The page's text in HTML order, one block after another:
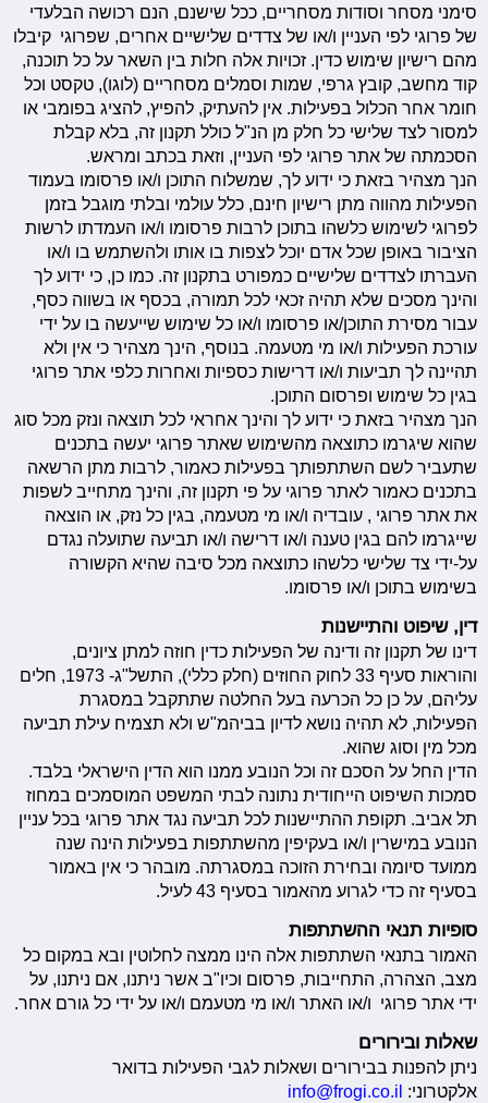
סימני מסחר וסודות מסחריים, ככל שישנם, הנם רכושה הבלעדי
של פרוגי לפי העניין ו/או של צדדים שלישיים אחרים, שפרוגי קיבלו
מהם רישיון שימוש כדין. זכויות אלה חלות בין השאר על כל תוכנה,
קוד מחשב, קובץ גרפי, שמות וסמלים מסחריים (לוגו), טקסט וכל
חומר אחר הכלול בפעילות. אין להעתיק, להפיץ, להציג בפומבי או
למסור לצד שלישי כל חלק מן הנ"ל כולל תקנון זה, בלא קבלת
הסכמתה של אתר פרוגי לפי העניין, וזאת בכתב ומראש.
הנך מצהיר בזאת כי ידוע לך, שמשלוח התוכן ו/או פרסומו בעמוד
הפעילות מהווה מתן רישיון חינם, כלל עולמי ובלתי מוגבל בזמן
לפרוגי לשימוש כלשהו בתוכן לרבות פרסומו ו/או העמדתו לרשות
הציבור באופן שכל אדם יוכל לצפות בו אותו ולהשתמש בו ו/או
העברתו לצדדים שלישיים כמפורט בתקנון זה. כמו כן, כי ידוע לך
והינך מסכים שלא תהיה זכאי לכל תמורה, בכסף או בשווה כסף,
עבור מסירת התוכן/או פרסומו ו/או כל שימוש שייעשה בו על ידי
עורכת הפעילות ו/או מי מטעמה. בנוסף, הינך מצהיר כי אין ולא
תהיינה לך תביעות ו/או דרישות כספיות ואחרות כלפי אתר פרוגי
בגין כל שימוש ופרסום התוכן.
הנך מצהיר בזאת כי ידוע לך והינך אחראי לכל תוצאה ונזק מכל סוג
שהוא שיגרמו כתוצאה מהשימוש שאתר פרוגי יעשה בתכנים
שתעביר לשם השתתפותך בפעילות כאמור, לרבות מתן הרשאה
בתכנים כאמור לאתר פרוגי על פי תקנון זה, והינך מתחייב לשפות
את אתר פרוגי , עובדיה ו/או מי מטעמה, בגין כל נזק, או הוצאה
שייגרמו להם בגין טענה ו/או דרישה ו/או תביעה שתועלה נגדם
על-ידי צד שלישי כלשהו כתוצאה מכל סיבה שהיא הקשורה
בשימוש בתוכן ו/או פרסומו.
דין, שיפוט והתיישנות
דינו של תקנון זה ודינה של הפעילות כדין חוזה למתן ציונים,
והוראות סעיף 33 לחוק החוזים (חלק כללי), התשל"ג- 1973, חלים
עליהם, על כן כל הכרעה בעל החלטה שתתקבל במסגרת
הפעילות, לא תהיה נושא לדיון בביהמ"ש ולא תצמיח עילת תביעה
מכל מין וסוג שהוא.
הדין החל על הסכם זה וכל הנובע ממנו הוא הדין הישראלי בלבד.
סמכות השיפוט הייחודית נתונה לבתי המשפט המוסמכים במחוז
תל אביב. תקופת ההתיישנות לכל תביעה נגד אתר פרוגי בכל עניין
הנובע במישרין ו/או בעקיפין מהשתתפות בפעילות הינה שנה
ממועד סיומה ובחירת הזוכה במסגרתה. מובהר כי אין באמור
בסעיף זה כדי לגרוע מהאמור בסעיף 43 לעיל.
סופיות תנאי ההשתתפות
האמור בתנאי השתתפות אלה הינו ממצה לחלוטין ובא במקום כל
מצב, הצהרה, התחייבות, פרסום וכיו"ב אשר ניתנו, אם ניתנו, על
ידי אתר פרוגי ו/או האתר ו/או מי מטעמם ו/או על ידי כל גורם אחר.
שאלות ובירורים
ניתן להפנות בבירורים ושאלות לגבי הפעילות בדואר
אלקטרוני: info@frogi.co.il